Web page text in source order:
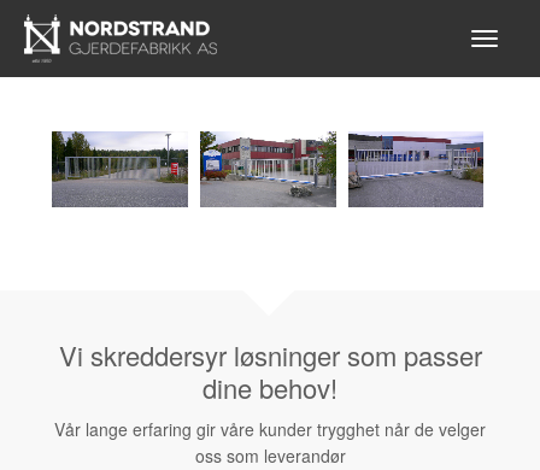
Vi skreddersyr løsninger som passer
dine behov!
Vår lange erfaring gir våre kunder trygghet når de velger
oss som leverandør